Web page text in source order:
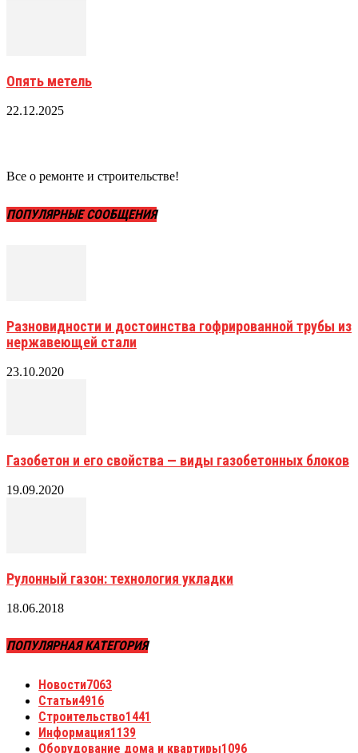
Опять метель
22.12.2025
Все о ремонте и строительстве!
ПОПУЛЯРНЫЕ СООБЩЕНИЯ
Разновидности и достоинства гофрированной трубы из
нержавеющей стали
23.10.2020
Газобетон и его свойства — виды газобетонных блоков
19.09.2020
Рулонный газон: технология укладки
18.06.2018
ПОПУЛЯРНАЯ КАТЕГОРИЯ
Новости7063
Статьи4916
Строительство1441
Информация1139
Оборудование дома и квартиры1096